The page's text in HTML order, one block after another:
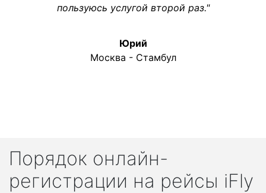
пользуюсь услугой второй раз."
Юрий
Москва - Стамбул
Порядок онлайн-
регистрации на рейсы iFly